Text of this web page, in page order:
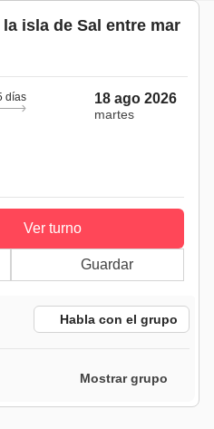
isla de Sal entre mar
días 18 ago 2026
martes
Ver turno
Guardar
Habla con el grupo
Mostrar grupo